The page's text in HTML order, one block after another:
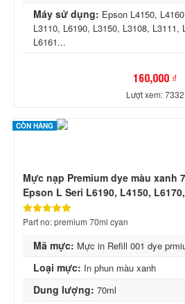
Máy sử dụng: Epson L4150,
L3110, L6190, L3150, L3108, L3111,
L6161...
160,000 ₫
Lượt xem: 7332
CÒN HÀNG
Mực nạp Premium dye màu xanh
Epson L Seri L6190, L4150,
Part no: premium 70ml cyan
Mã mực: Mực in Refill 001 dye
Loại mực: In phun màu xanh
Dung lượng: 70ml